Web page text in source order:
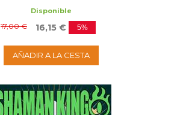
Disponible
17,00 € 16,15 € 5%
AÑADIR A LA CESTA